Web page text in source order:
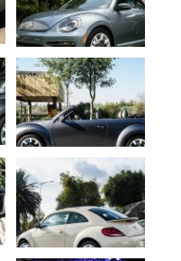
sa pomaly lúči,
ešte…